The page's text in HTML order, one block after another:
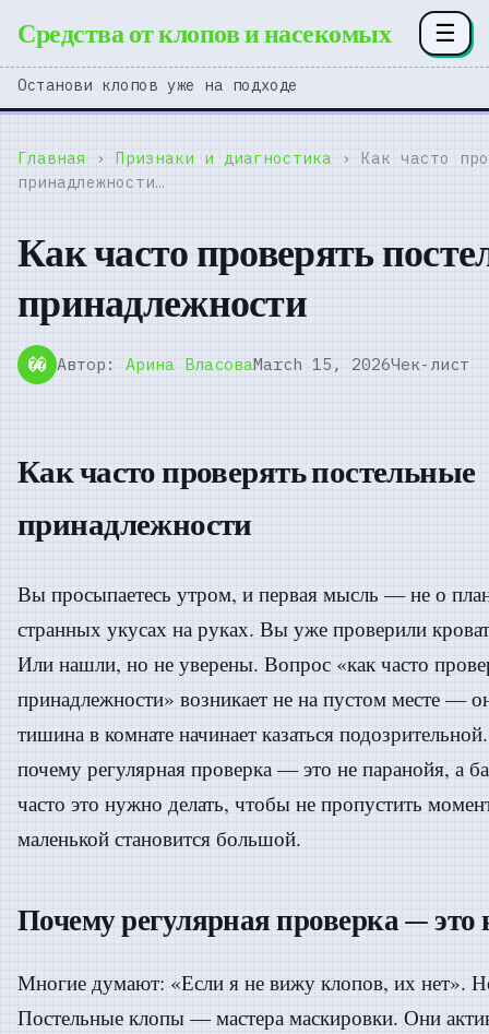
Средства от клопов и насекомых ☰
Останови клопов уже на подходе
Главная › Признаки и диагностика
› Как часто
принадлежности…
Как часто проверять
принадлежности
�� Автор: Арина ВласоваMarch 15, 2026Чек-лист
Как часто проверять постельные
принадлежности
Вы просыпаетесь утром, и первая мысль — не о
странных укусах на руках. Вы уже проверили
Или нашли, но не уверены. Вопрос «как часто
принадлежности» возникает не на пустом месте —
тишина в комнате начинает казаться
почему регулярная проверка — это не паранойя, а
часто это нужно делать, чтобы не пропустить
маленькой становится большой.
Почему регулярная проверка — это
Многие думают: «Если я не вижу клопов, их нет».
Постельные клопы — мастера маскировки. Они